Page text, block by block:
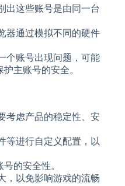
出这些账号是由同一台
器通过模拟不同的硬件
个账号出现问题，可能
主账号的安全。
考虑产品的稳定性、安
等进行自定义配置，以
的安全性。
，以免影响游戏的流畅